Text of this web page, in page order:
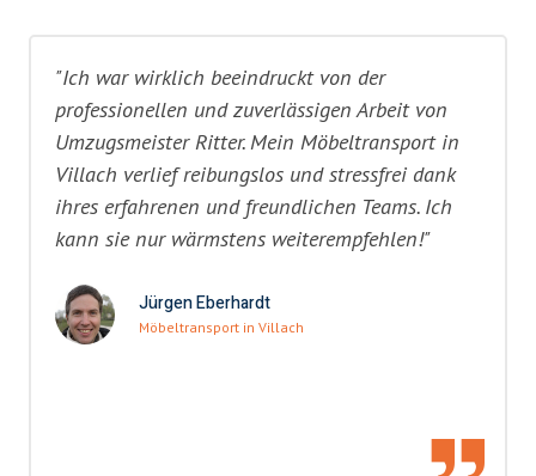
"Ich war wirklich beeindruckt von der
professionellen und zuverlässigen Arbeit von
Umzugsmeister Ritter. Mein Möbeltransport in
Villach verlief reibungslos und stressfrei dank
ihres erfahrenen und freundlichen Teams. Ich
kann sie nur wärmstens weiterempfehlen!"
Jürgen Eberhardt
Möbeltransport in Villach